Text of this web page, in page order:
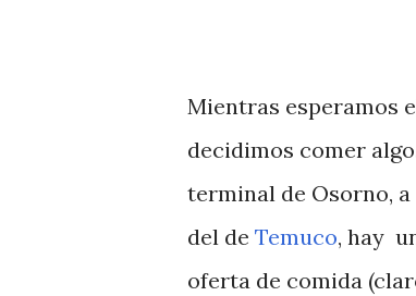
Mientras esperamos
decidimos comer
terminal de Osorno,
del de Temuco, hay
oferta de comida